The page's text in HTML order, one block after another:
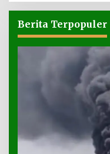
Berita Terpopuler